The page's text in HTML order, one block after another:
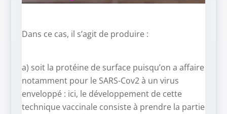
Dans ce cas, il s’agit de produire :
a) soit la protéine de surface puisqu’on a affaire
notamment pour le SARS-Cov2 à un virus
enveloppé : ici, le développement de cette
technique vaccinale consiste à prendre la partie